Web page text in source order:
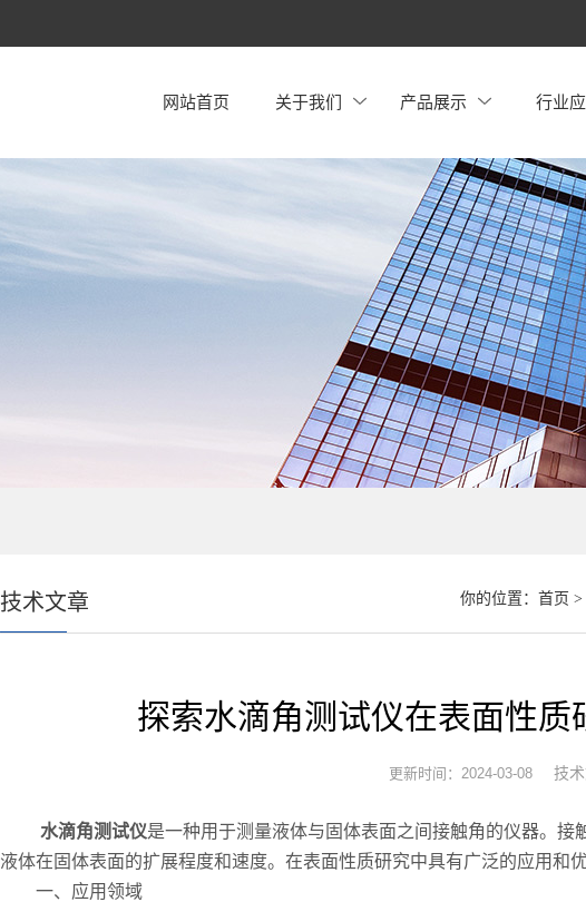
网站首页 关于我们 产品展示 行业
你的位置： 首页 >
技术文章
探索水滴角测试仪在表面性质
更新时间：2024-03-08 技
水滴角测试仪是一种用于测量液体与固体表面之间接触角的仪器。
液体在固体表面的扩展程度和速度。在表面性质研究中具有广泛的应用和优
一、应用领域